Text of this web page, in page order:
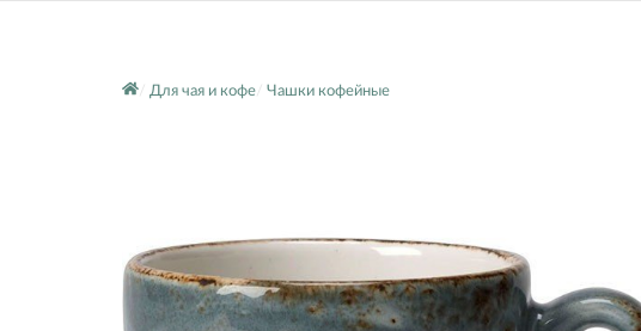
Для чая и кофе Чашки кофейные